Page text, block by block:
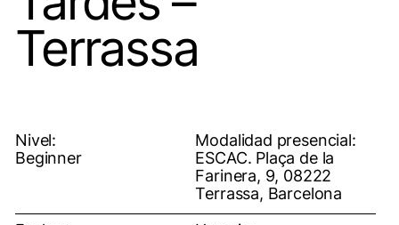
Terrassa
Nivel:
Beginner
Modalidad presencial:
ESCAC. Plaça de la
Farinera, 9, 08222
Terrassa, Barcelona